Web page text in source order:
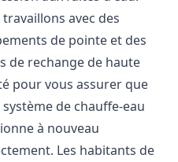
travaillons avec des
de pointe et des
de rechange de haute
pour vous assurer que
de chauffe-eau
à nouveau
Les habitants de